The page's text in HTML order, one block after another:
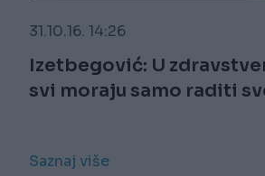
31.10.16. 14:26
Izetbegović: U
svi moraju samo raditi
Saznaj više